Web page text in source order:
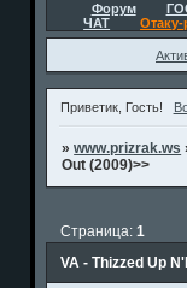
Форум
ЧАТ
Приветик, Гость!
»www.prizrak.ws
Out (2009)>>
VA - Thizzed Up
Страница:1